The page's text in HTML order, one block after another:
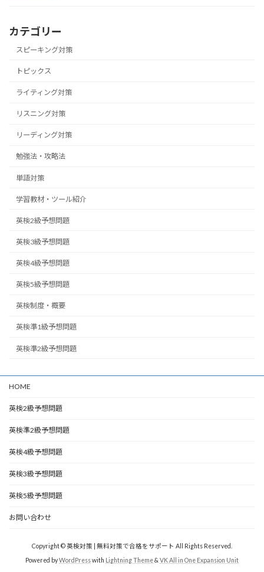
カテゴリー
スピーキング対策
トピックス
ライティング対策
リスニング対策
リーディング対策
勉強法・攻略法
単語対策
学習教材・ツール紹介
英検2級予想問題
英検3級予想問題
英検4級予想問題
英検5級予想問題
英検制度・概要
英検準1級予想問題
英検準2級予想問題
HOME
英検2級予想問題
英検準2級予想問題
英検4級予想問題
英検3級予想問題
英検5級予想問題
お問い合わせ
Copyright © 英検対策 | 無料対策で合格をサポート All Rights Reserved.
Powered byWordPresswith Lightning Theme& VK All in One Expansion Unit